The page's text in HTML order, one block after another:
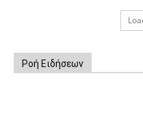
Ροή Ειδήσεων